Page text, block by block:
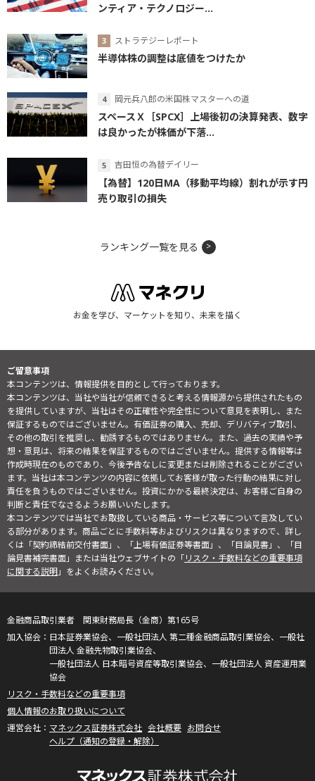
ンティア・テクノロジー...
ストラテジーレポート
半導体株の調整は底値をつけたか
岡元兵八郎の米国株マスターへの道
スペースＸ［SPCX］上場後初の決算発表、数字
は良かったが株価が下落...
吉田恒の為替デイリー
【為替】120日MA（移動平均線）割れが示す円
売り取引の損失
ランキング一覧を見る
お金を学び、マーケットを知り、未来を描く
ご留意事項
本コンテンツは、情報提供を目的として行っております。
本コンテンツは、当社や当社が信頼できると考える情報源から提供されたもの
を提供していますが、当社はその正確性や完全性について意見を表明し、また
保証するものではございません。有価証券の購入、売却、デリバティブ取引、
その他の取引を推奨し、勧誘するものではありません。また、過去の実績や予
想・意見は、将来の結果を保証するものではございません。提供する情報等は
作成時現在のものであり、今後予告なしに変更または削除されることがござい
ます。当社は本コンテンツの内容に依拠してお客様が取った行動の結果に対し
責任を負うものではございません。投資にかかる最終決定は、お客様ご自身の
判断と責任でなさるようお願いいたします。
本コンテンツでは当社でお取扱している商品・サービス等について言及してい
る部分があります。商品ごとに手数料等およびリスクは異なりますので、詳し
くは「契約締結前交付書面」、「上場有価証券等書面」、「目論見書」、「目
論見書補完書面」または当社ウェブサイトの「リスク・手数料などの重要事項
に関する説明」をよくお読みください。
金融商品取引業者 関東財務局長（金商）第165号
日本証券業協会、一般社団法人 第二種金融商品取引業協会、一般社
団法人 金融先物取引業協会、
一般社団法人 日本暗号資産等取引業協会、一般社団法人 資産運用業
協会
リスク・手数料などの重要事項
個人情報のお取り扱いについて
マネックス証券株式会社 会社概要 お問合せ
ヘルプ（通知の登録・解除）